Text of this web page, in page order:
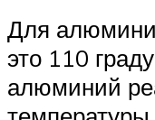
Для
это 110
алюминий